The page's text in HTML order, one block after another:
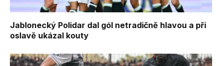
Jablonecký Polidar dal gól netradičně hlavou a při
oslavě ukázal kouty